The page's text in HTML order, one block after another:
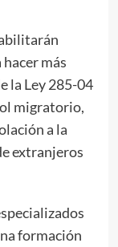
más
la Ley 285-04
migratorio,
a la
extranjeros
formación